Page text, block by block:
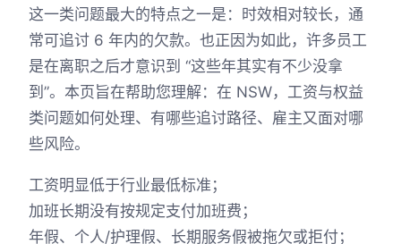
这一类问题最大的特点之一是：时效相对较长，通
常可追讨 6 年内的欠款。也正因为如此，许多员工
是在离职之后才意识到 “这些年其实有不少没拿
到”。本页旨在帮助您理解：在 NSW，工资与权益
类问题如何处理、有哪些追讨路径、雇主又面对哪
些风险。
工资明显低于行业最低标准；
加班长期没有按规定支付加班费；
年假、个人/护理假、长期服务假被拖欠或拒付；